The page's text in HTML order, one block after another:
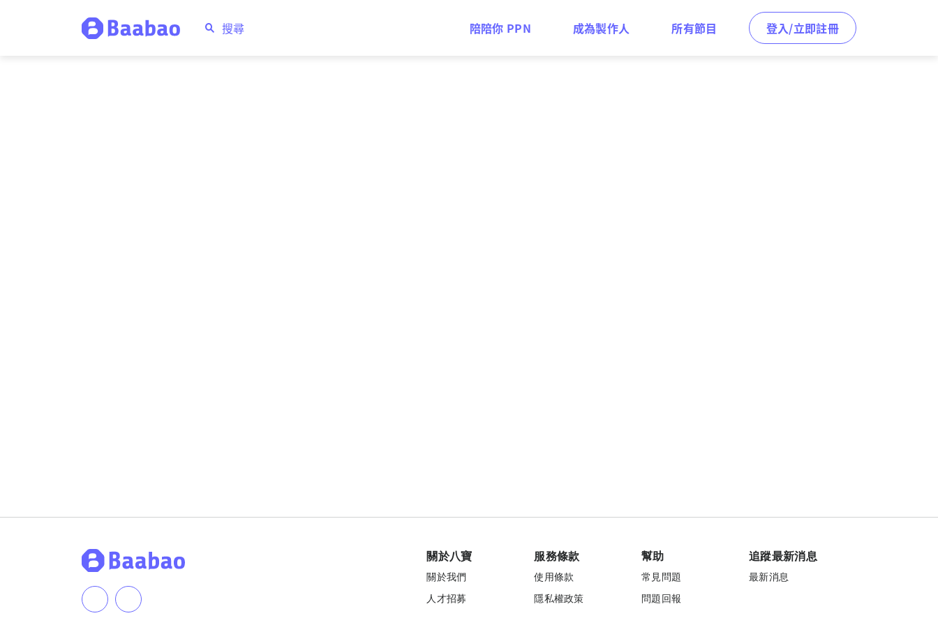
陪陪你 PPN 成為製作人 所有節目 登入/立即註冊
關於八寶
關於我們
人才招募
服務條款
使用條款
隱私權政策
幫助
常見問題
問題回報
追蹤最新消息
最新消息